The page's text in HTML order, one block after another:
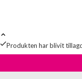
Produkten har blivit